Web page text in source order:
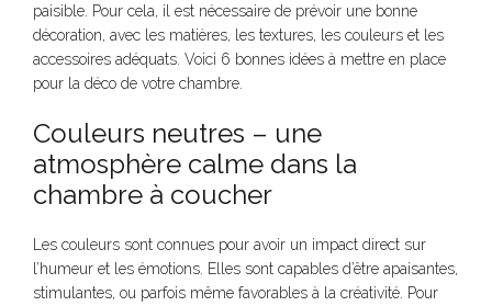
paisible. Pour cela, il est nécessaire de prévoir une bonne
décoration, avec les matières, les textures, les couleurs et les
accessoires adéquats. Voici 6 bonnes idées à mettre en place
pour la déco de votre chambre.
Couleurs neutres – une
atmosphère calme dans la
chambre à coucher
Les couleurs sont connues pour avoir un impact direct sur
l’humeur et les émotions. Elles sont capables d’être apaisantes,
stimulantes, ou parfois même favorables à la créativité. Pour